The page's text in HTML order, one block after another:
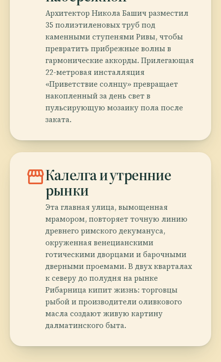
Архитектор Никола Башич разместил
35 полиэтиленовых труб под
каменными ступенями Ривы, чтобы
превратить прибрежные волны в
гармонические аккорды. Прилегающая
22-метровая инсталляция
«Приветствие солнцу» превращает
накопленный за день свет в
пульсирующую мозаику пола после
заката.
storefrontКалелга и утренние
рынки
Эта главная улица, вымощенная
мрамором, повторяет точную линию
древнего римского декумануса,
окруженная венецианскими
готическими дворцами и барочными
дверными проемами. В двух кварталах
к северу до полудня на рынке
Рибарница кипит жизнь: торговцы
рыбой и производители оливкового
масла создают живую картину
далматинского быта.